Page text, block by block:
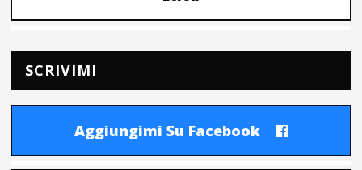
SCRIVIMI
Aggiungimi Su Facebook